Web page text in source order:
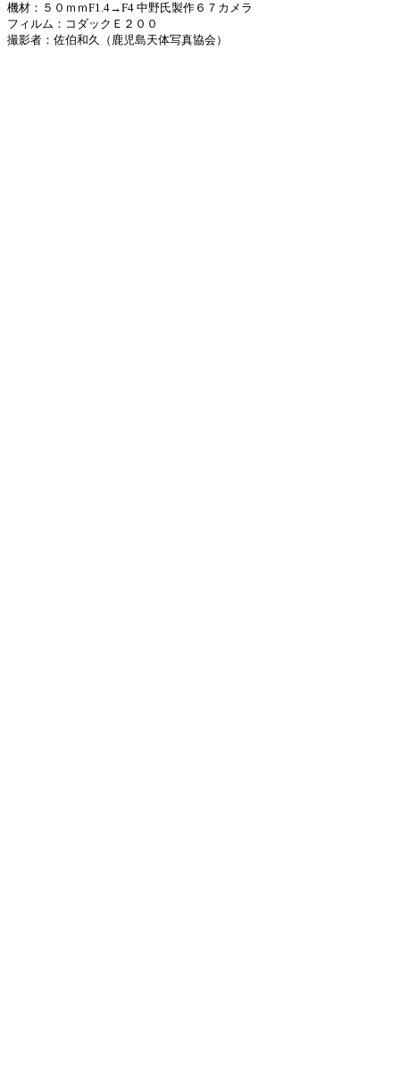
機材：５０ｍｍF1.4→F4 中野氏製作６７カメラ
フィルム：コダックＥ２００
撮影者：佐伯和久（鹿児島天体写真協会）